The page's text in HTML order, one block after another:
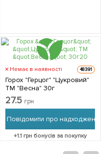
Немає в наявності 48391
Горох "Герцог" "Цукровий"
ТМ "Весна" 30г
27.5 грн
Повідомити про надходження
+1.1грн бонусів за покупку